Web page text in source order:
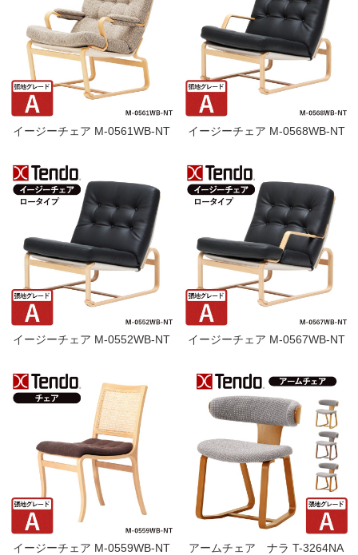
イージーチェア M-0561WB-NT イージーチェア M-0568WB-NT
イージーチェア M-0552WB-NT イージーチェア M-0567WB-NT
イージーチェア M-0559WB-NT アームチェア ナラ T-3264NA